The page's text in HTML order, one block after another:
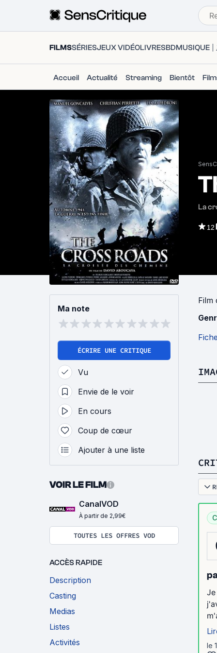
FILMSSÉRIESJEUX VIDÉOLIVRESBDMUSIQUE
Accueil Actualité Streaming Bientôt
La
12
Ma note
ÉCRIRE UNE CRITIQUE
Vu
Envie de le voir
En cours
Coup de cœur
Ajouter à une liste
VOIR LE FILM
CanalVOD
À partir de 2,99€
TOUTES LES OFFRES VOD
ACCÈS RAPIDE
Description
Casting
Medias
Listes
Activités
Film
le